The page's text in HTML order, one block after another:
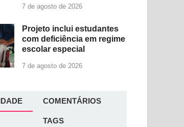
7 de agosto de 2026
Projeto inclui estudantes
com deficiência em regime
escolar especial
7 de agosto de 2026
COMENTÁRIOS
TAGS